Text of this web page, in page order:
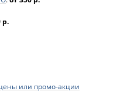
р.
или промо-акции